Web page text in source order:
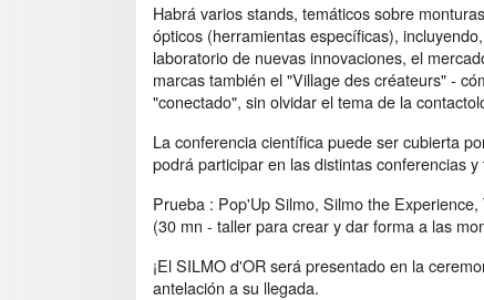
Habrá varios stands, temáticos sobre
ópticos (herramientas específicas),
laboratorio de nuevas innovaciones, el
marcas también el "Village des créateurs" -
"conectado", sin olvidar el tema de la
La conferencia científica puede ser cubierta
podrá participar en las distintas conferencias
Prueba : Pop'Up Silmo, Silmo the
(30 mn - taller para crear y dar forma a las
¡El SILMO d'OR será presentado en la
antelación a su llegada.